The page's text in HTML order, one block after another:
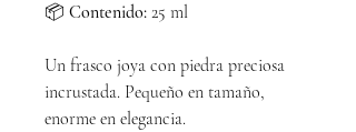
📦 Contenido: 25 ml
Un frasco joya con piedra preciosa
incrustada. Pequeño en tamaño,
enorme en elegancia.